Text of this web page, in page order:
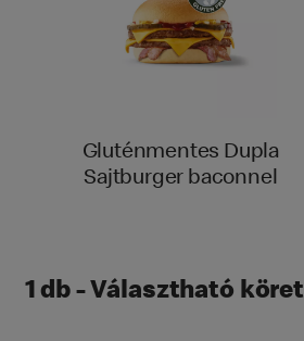
Gluténmentes Dupla
Sajtburger baconnel
1 db - Választható köret